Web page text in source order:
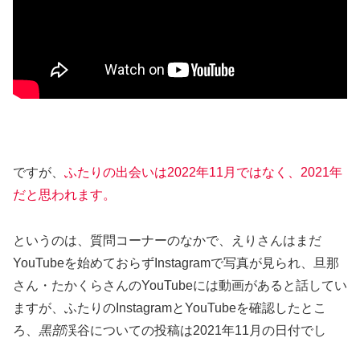
ですが、 ふたりの出会いは2022年11月ではなく、2021年
だと思われます。
というのは、質問コーナーのなかで、えりさんはまだ
YouTubeを始めておらずInstagramで写真が見られ、旦那
さん・たかくらさんのYouTubeには動画があると話してい
ますが、ふたりのInstagramとYouTubeを確認したとこ
ろ、 黒部渓谷についての投稿は2021年11月の日付でし